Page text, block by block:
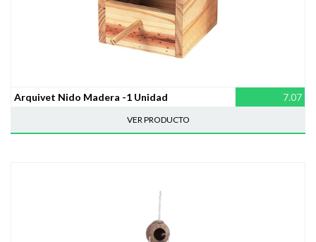
Arquivet Nido Madera -1 Unidad 7.07
VER PRODUCTO